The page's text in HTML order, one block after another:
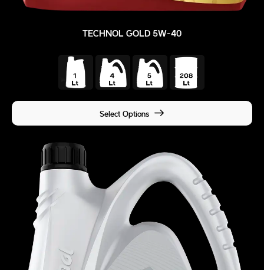
TECHNOL GOLD 5W-40
Select Options